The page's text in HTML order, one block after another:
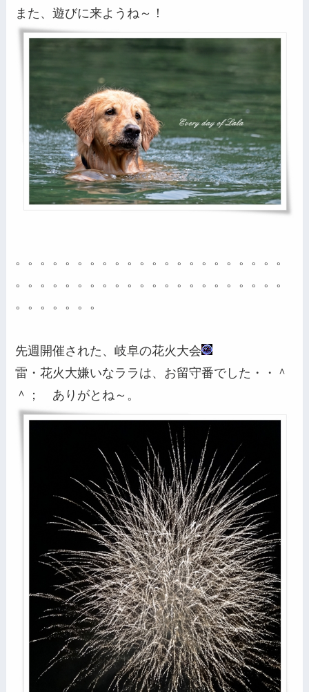
また、遊びに来ようね～！
。。。。。。。。。。。。。。。。。。。。。。
。。。。。。。。。。。。。。。。。。。。。。
。。。。。。。
先週開催された、岐阜の花火大会
雷・花火大嫌いなララは、お留守番でした・・＾
＾； ありがとね～。